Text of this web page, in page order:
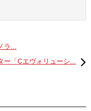
、ムンバイ、ベンガ
マネージャーが販売
応のカスタマーコー
ラ...
ー「Cエヴォリューシ...